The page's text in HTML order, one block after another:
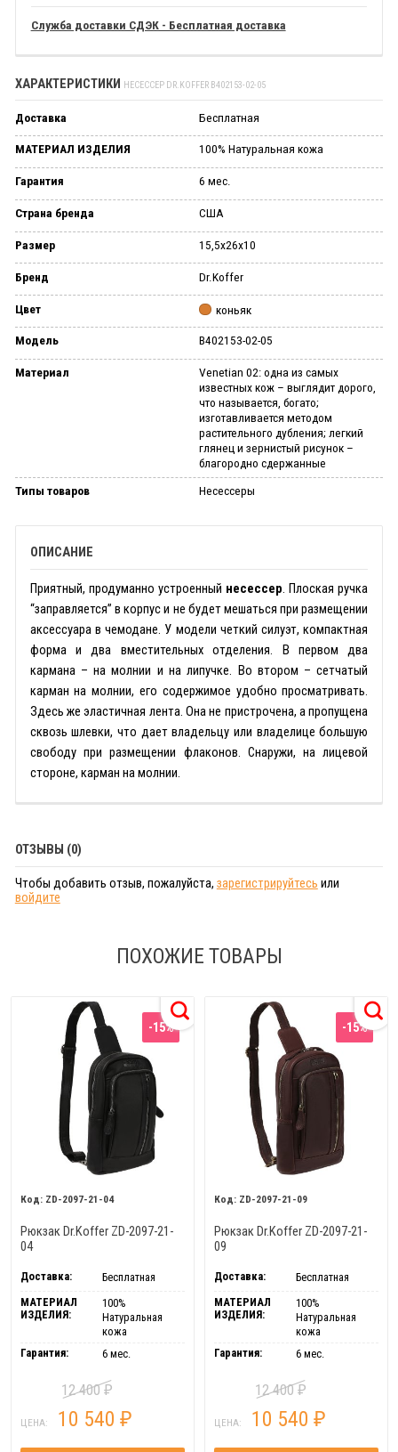
Служба доставки СДЭК - Бесплатная доставка
ХАРАКТЕРИСТИКИ НЕСЕССЕР DR.KOFFER B402153-02-05
Доставка Бесплатная
МАТЕРИАЛ ИЗДЕЛИЯ 100% Натуральная кожа
Гарантия 6 мес.
Страна бренда США
Размер 15,5х26х10
Бренд Dr.Koffer
Цвет коньяк
Модель B402153-02-05
Материал
Venetian 02: одна из самых
известных кож – выглядит дорого,
что называется, богато;
изготавливается методом
растительного дубления; легкий
глянец и зернистый рисунок –
благородно сдержанные
Типы товаров
Несессеры
ОПИСАНИЕ
Приятный, продуманно устроенный несессер. Плоская ручка
“заправляется” в корпус и не будет мешаться при размещении
аксессуара в чемодане. У модели четкий силуэт, компактная
форма и два вместительных отделения. В первом два
кармана – на молнии и на липучке. Во втором – сетчатый
карман на молнии, его содержимое удобно просматривать.
Здесь же эластичная лента. Она не пристрочена, а пропущена
сквозь шлевки, что дает владельцу или владелице большую
свободу при размещении флаконов. Снаружи, на лицевой
стороне, карман на молнии.
ОТЗЫВЫ (0)
Чтобы добавить отзыв, пожалуйста, зарегистрируйтесь или
войдите
ПОХОЖИЕ ТОВАРЫ
-15%
ZD-2097-21-04
Рюкзак Dr.Koffer ZD-2097-21-
04
Доставка:
Бесплатная
МАТЕРИАЛ
ИЗДЕЛИЯ:
100%
Натуральная
кожа
Гарантия:
6 мес.
12 400₽
ЦЕНА: 10 540 ₽
-15%
ZD-2097-21-09
Рюкзак Dr.Koffer ZD-2097-21-
09
Доставка:
Бесплатная
МАТЕРИАЛ
ИЗДЕЛИЯ:
100%
Натуральная
кожа
Гарантия:
6 мес.
12 400₽
ЦЕНА: 10 540 ₽